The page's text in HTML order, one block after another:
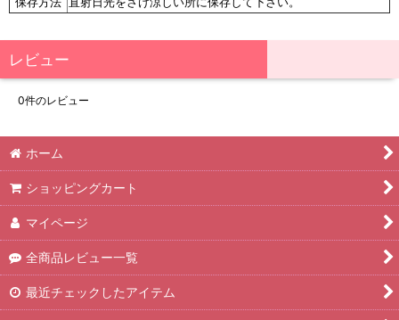
レビュー
0件のレビュー
ホーム
ショッピングカート
マイページ
全商品レビュー一覧
最近チェックしたアイテム